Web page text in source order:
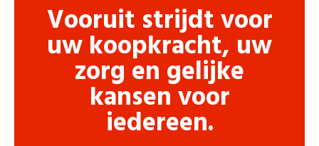
Vooruit strijdt voor
uw koopkracht, uw
zorg en gelijke
kansen voor
iedereen.